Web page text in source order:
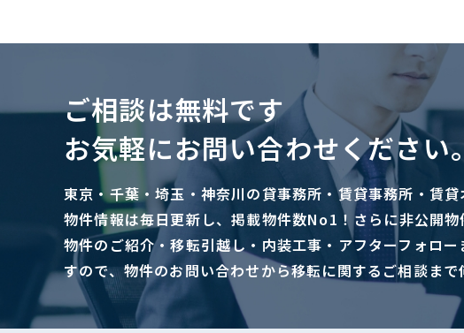
ご相談は無料です
お気軽にお問い合わせください
東京・千葉・埼玉・神奈川の貸事務所・賃貸事務所・賃貸
物件情報は毎日更新し、掲載物件数No1！さらに非公開物
物件のご紹介・移転引越し・内装工事・アフターフォロ
すので、物件のお問い合わせから移転に関するご相談まで